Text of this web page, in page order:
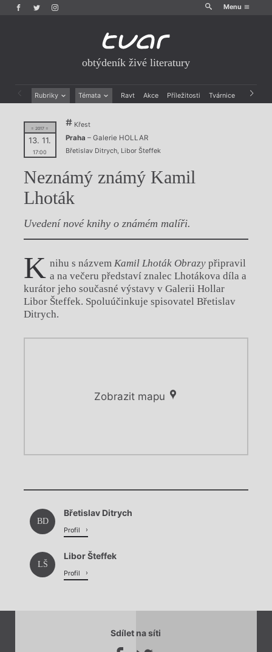
Menu
obtýdeník živé literatury
Rubriky Témata Ravt Akce Příležitosti Tvárnice Archiv
Drobná publicistika
Esejistika
Recenze a reflexe
Rozhovory
Právě vychází
Mauzoleum
Divadlo
Dokument
Výroční ceny
= 2017 =
13. 11.
17:00
Křest
Praha – Galerie HOLLAR
Břetislav Ditrych, Libor Šteffek
Neznámý známý Kamil
Lhoták
Uvedení nové knihy o známém malíři.
K nihu s názvem Kamil Lhoták Obrazy připravil
a na večeru představí znalec Lhotákova díla a
kurátor jeho současné výstavy v Galerii Hollar
Libor Šteffek. Spoluúčinkuje spisovatel Břetislav
Ditrych.
Zobrazit mapu
Načítá se.
Chviličku.
Načítá se.
BD
Břetislav Ditrych
Profil
LŠ
Libor Šteffek
Profil
Sdílet na síti